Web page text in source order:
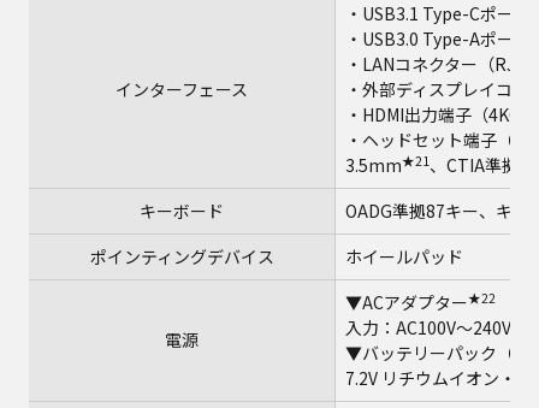
インターフェース
・USB3.1 Type-Cポー
・USB3.0 Type-Aポー
・LANコネクター（RJ-
・外部ディスプレイコ
・HDMI出力端子（
・ヘッドセット端子（
3.5mm★21 、CTIA準拠）
キーボード
OADG準拠87キー、キ
ポインティングデバイス
ホイールパッド
電源
▼ACアダプター★22
入力：AC100V～240V、
▼バッテリーパック（S）
7.2V リチウムイオン・